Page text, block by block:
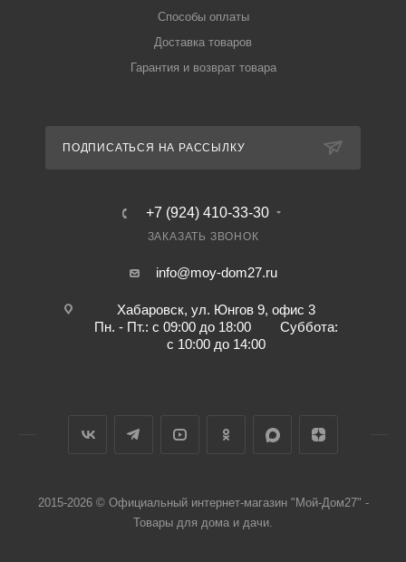
Способы оплаты
Доставка товаров
Гарантия и возврат товара
ПОДПИСАТЬСЯ НА РАССЫЛКУ
+7 (924) 410-33-30
ЗАКАЗАТЬ ЗВОНОК
info@moy-dom27.ru
Хабаровск, ул. Юнгов 9, офис 3
Пн. - Пт.: с 09:00 до 18:00 Суббота:
с 10:00 до 14:00
2015-2026 © Официальный интернет-магазин "Мой-Дом27" -
Товары для дома и дачи.